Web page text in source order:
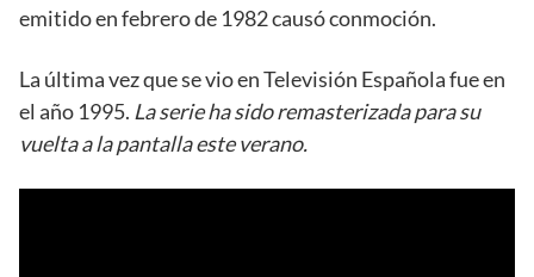
emitido en febrero de 1982 causó conmoción.
La última vez que se vio en Televisión Española fue en
el año 1995. La serie ha sido remasterizada para su
vuelta a la pantalla este verano.